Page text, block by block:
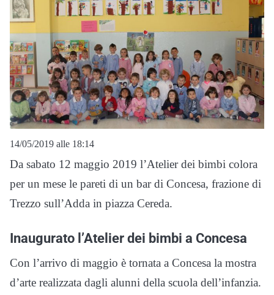
14/05/2019 alle 18:14
Da sabato 12 maggio 2019 l’Atelier dei bimbi colora
per un mese le pareti di un bar di Concesa, frazione di
Trezzo sull’Adda in piazza Cereda.
Inaugurato l’Atelier dei bimbi a Concesa
Con l’arrivo di maggio è tornata a Concesa la mostra
d’arte realizzata dagli alunni della scuola dell’infanzia.